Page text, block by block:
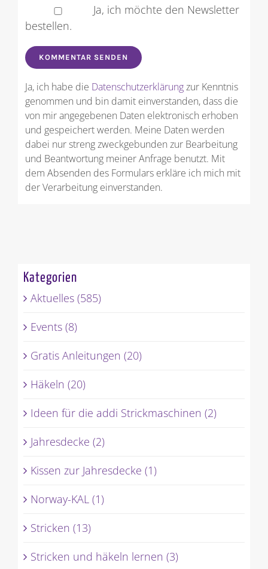
Ja, ich möchte den Newsletter
bestellen.
Ja, ich habe die Datenschutzerklärungzur Kenntnis
genommen und bin damit einverstanden, dass die
von mir angegebenen Daten elektronisch erhoben
und gespeichert werden. Meine Daten werden
dabei nur streng zweckgebunden zur Bearbeitung
und Beantwortung meiner Anfrage benutzt. Mit
dem Absenden des Formulars erkläre ich mich mit
der Verarbeitung einverstanden.
Kategorien
Aktuelles (585)
Events (8)
Gratis Anleitungen (20)
Häkeln (20)
Ideen für die addi Strickmaschinen (2)
Jahresdecke (2)
Kissen zur Jahresdecke (1)
Norway-KAL (1)
Stricken (13)
Stricken und häkeln lernen (3)